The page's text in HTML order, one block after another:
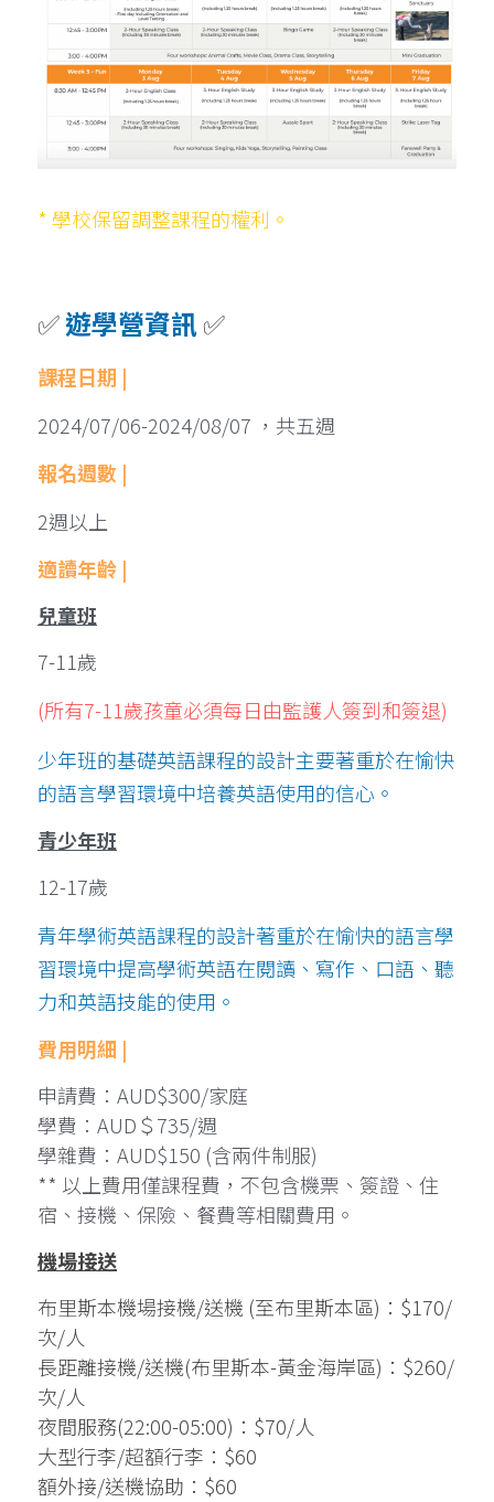
* 學校保留調整課程的權利。
✅ 遊學營資訊 ✅
課程日期 |
2024/07/06-2024/08/07 ，共五週
報名週數 |
2週以上
適讀年齡 |
兒童班
7-11歲
(所有7-11歲孩童必須每日由監護人簽到和簽退)
少年班的基礎英語課程的設計主要著重於在愉快
的語言學習環境中培養英語使用的信心。
青少年班
12-17歲
青年學術英語課程的設計著重於在愉快的語言學
習環境中提高學術英語在閱讀、寫作、口語、聽
力和英語技能的使用。
費用明細 |
申請費：AUD$300/家庭
學費：AUD＄735/週
學雜費：AUD$150 (含兩件制服)
** 以上費用僅課程費，不包含機票、簽證、住
宿、接機、保險、餐費等相關費用。
機場接送
布里斯本機場接機/送機 (至布里斯本區)：$170/
次/人
長距離接機/送機(布里斯本-黃金海岸區)：$260/
次/人
夜間服務(22:00-05:00)：$70/人
大型行李/超額行李：$60
額外接/送機協助：$60